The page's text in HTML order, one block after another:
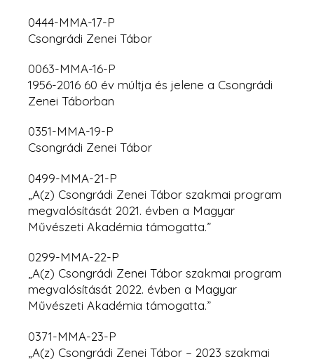
0444-MMA-17-P
Csongrádi Zenei Tábor
0063-MMA-16-P
1956-2016 60 év múltja és jelene a Csongrádi
Zenei Táborban
0351-MMA-19-P
Csongrádi Zenei Tábor
0499-MMA-21-P
„A(z) Csongrádi Zenei Tábor szakmai program
megvalósítását 2021. évben a Magyar
Művészeti Akadémia támogatta.”
0299-MMA-22-P
„A(z) Csongrádi Zenei Tábor szakmai program
megvalósítását 2022. évben a Magyar
Művészeti Akadémia támogatta.”
0371-MMA-23-P
„A(z) Csongrádi Zenei Tábor – 2023 szakmai